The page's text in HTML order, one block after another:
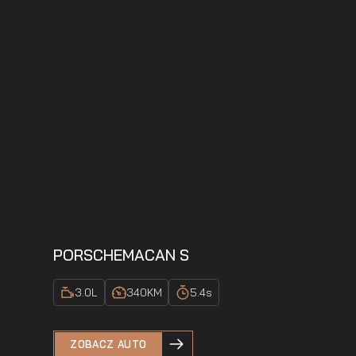
PORSCHEMACAN S
3.0L 340KM 5.4s
ZOBACZ AUTO